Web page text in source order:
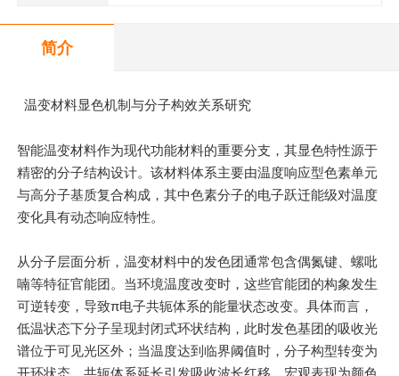
简介
温变材料显色机制与分子构效关系研究
智能温变材料作为现代功能材料的重要分支，其显色特性源于
精密的分子结构设计。该材料体系主要由温度响应型色素单元
与高分子基质复合构成，其中色素分子的电子跃迁能级对温度
变化具有动态响应特性。
从分子层面分析，温变材料中的发色团通常包含偶氮键、螺吡
喃等特征官能团。当环境温度改变时，这些官能团的构象发生
可逆转变，导致π电子共轭体系的能量状态改变。具体而言，
低温状态下分子呈现封闭式环状结构，此时发色基团的吸收光
谱位于可见光区外；当温度达到临界阈值时，分子构型转变为